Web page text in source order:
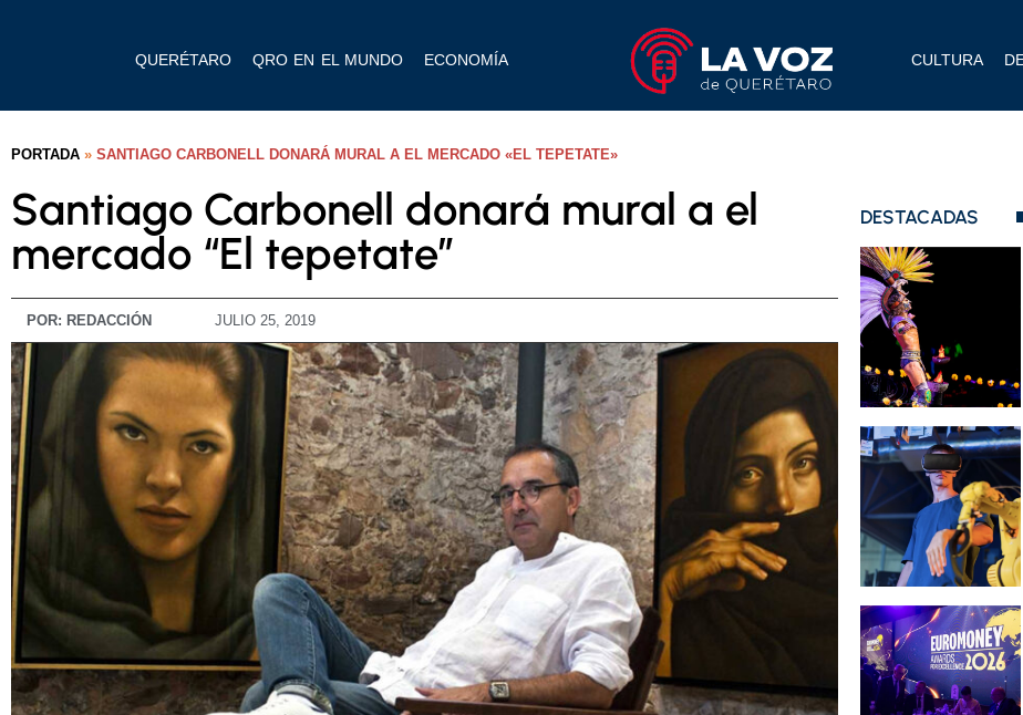
QUERÉTARO QRO EN EL MUNDO ECONOMÍA CULTURA
PORTADA » SANTIAGO CARBONELL DONARÁ MURAL A EL MERCADO «EL TEPETATE»
Santiago Carbonell donará mural a el
mercado “El tepetate”
POR: REDACCIÓN JULIO 25, 2019
DESTACADAS